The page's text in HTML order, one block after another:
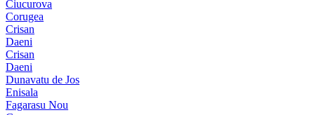
Ciucurova
Corugea
Crisan
Daeni
Crisan
Daeni
Dunavatu de Jos
Enisala
Fagarasu Nou